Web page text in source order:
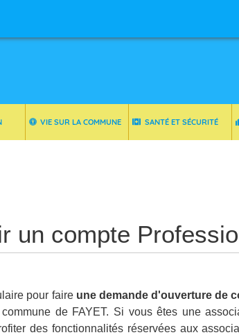
VIE SUR LA COMMUNE SANTÉ ET SÉCURITÉ
un compte
pour faire une demande d'ouverture de
de FAYET. Si vous êtes une
des fonctionnalités réservées aux